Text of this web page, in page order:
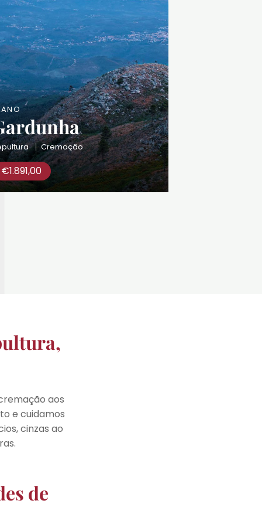
Cremação
€1.891,00
aos
e cuidamos
cinzas ao
de